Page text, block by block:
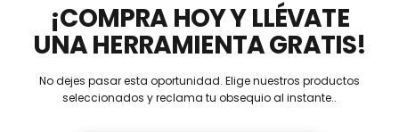
¡COMPRA HOY Y LLÉVATE
UNA HERRAMIENTA GRATIS!
No dejes pasar esta oportunidad. Elige nuestros productos
seleccionados y reclama tu obsequio al instante..